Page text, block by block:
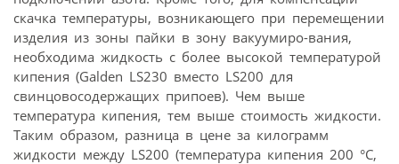
скачка температуры, возникающего при перемещении
изделия из зоны пайки в зону вакуумиро-вания,
необходима жидкость с более высокой температурой
кипения (Galden LS230 вместо LS200 для
свинцовосодержащих припоев). Чем выше
температура кипения, тем выше стоимость жидкости.
Таким образом, разница в цене за килограмм
жидкости между LS200 (температура кипения 200 °С,